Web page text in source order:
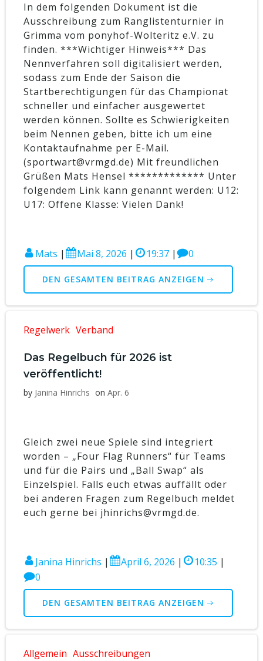
In dem folgenden Dokument ist die
Ausschreibung zum Ranglistenturnier in
Grimma vom ponyhof-Wolteritz e.V. zu
finden. ***Wichtiger Hinweis*** Das
Nennverfahren soll digitalisiert werden,
sodass zum Ende der Saison die
Startberechtigungen für das Championat
schneller und einfacher ausgewertet
werden können. Sollte es Schwierigkeiten
beim Nennen geben, bitte ich um eine
Kontaktaufnahme per E-Mail.
(sportwart@vrmgd.de) Mit freundlichen
Grüßen Mats Hensel ************* Unter
folgendem Link kann genannt werden: U12:
U17: Offene Klasse: Vielen Dank!
Mats | Mai 8, 2026 | 19:37 | 0
DEN GESAMTEN BEITRAG ANZEIGEN
Regelwerk Verband
Das Regelbuch für 2026 ist
veröffentlicht!
by Janina Hinrichs on Apr. 6
Gleich zwei neue Spiele sind integriert
worden – „Four Flag Runners“ für Teams
und für die Pairs und „Ball Swap“ als
Einzelspiel. Falls euch etwas auffällt oder
bei anderen Fragen zum Regelbuch meldet
euch gerne bei jhinrichs@vrmgd.de.
Janina Hinrichs | April 6, 2026 | 10:35 |
0
DEN GESAMTEN BEITRAG ANZEIGEN
Allgemein Ausschreibungen